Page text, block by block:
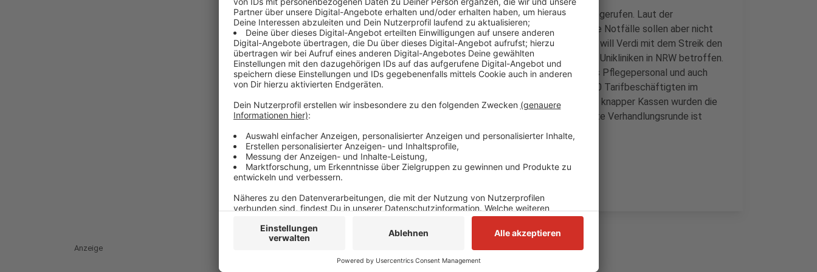
Die Gewerkschaft Verdi hat zu einem bundesweiten Streiktag aufgerufen. Laut der
Gewerkschaft könnten geplante Operationen ausfallen. Dringende Notfälle sollen aber nicht
betroffen sein. Im Tarifkonflikt im öffentlichen Dienst der Länder will Verdi mit dem Streik den
Druck erhöhen. Neben Düsseldorf und Köln sind noch vier weitere Unikliniken in NRW betroffen.
Bundesweit sind es 22 Standorte. Aufgerufen zum Streik sind das Pflegepersonal und auch
Verwaltungsmitarbeiter. Die Gewerkschaft fordert für die 925.000 Tarifbeschäftigten im
öffentlichen Dienst der Länder sieben Prozent mehr Geld. Wegen knapper Kassen wurden die
Forderungen zuletzt von den Ländern zurückgewiesen. Die nächste Verhandlungsrunde ist
übernächste Woche (11.02.) in Potsdam.
Anzeige
Anzeige